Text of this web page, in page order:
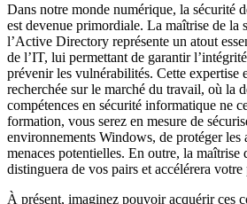
Dans notre monde numérique, la sécurité
est devenue primordiale. La maîtrise de la
l’Active Directory représente un atout
de l’IT, lui permettant de garantir
prévenir les vulnérabilités. Cette expertise
recherchée sur le marché du travail, où la
compétences en sécurité informatique ne
formation, vous serez en mesure de
environnements Windows, de protéger les
menaces potentielles. En outre, la maîtrise
distinguera de vos pairs et accélérera
À présent, imaginez pouvoir acquérir ces